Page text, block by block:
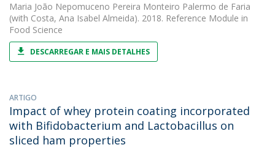
Maria João Nepomuceno Pereira Monteiro Palermo de Faria
(with Costa, Ana Isabel Almeida). 2018. Reference Module in
Food Science
DESCARREGAR E MAIS DETALHES
ARTIGO
Impact of whey protein coating incorporated
with Bifidobacterium and Lactobacillus on
sliced ham properties